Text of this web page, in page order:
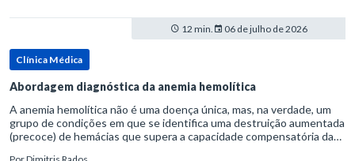
12 min. 06 de julho de 2026
Clínica Médica
Abordagem diagnóstica da anemia hemolítica
A anemia hemolítica não é uma doença única, mas, na verdade, um
grupo de condições em que se identifica uma destruição aumentada
(precoce) de hemácias que supera a capacidade compensatória da